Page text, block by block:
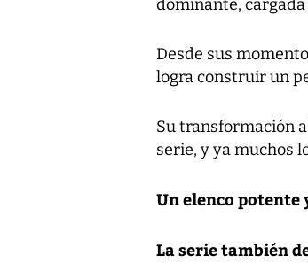
dominante,
Desde sus
logra construir un
Su transformación
serie, y ya muchos
Un elenco potente
La serie también